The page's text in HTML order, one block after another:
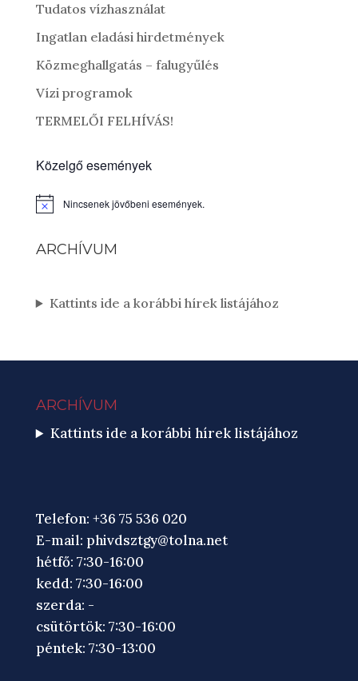
Tudatos vízhasználat
Ingatlan eladási hirdetmények
Közmeghallgatás – falugyűlés
Vízi programok
TERMELŐI FELHÍVÁS!
Közelgő események
Notice Nincsenek jövőbeni események.
ARCHÍVUM
Kattints ide a korábbi hírek listájához
ARCHÍVUM
Kattints ide a korábbi hírek listájához
Telefon: +36 75 536 020
E-mail: phivdsztgy@tolna.net
hétfő: 7:30-16:00
kedd: 7:30-16:00
szerda: -
csütörtök: 7:30-16:00
péntek: 7:30-13:00